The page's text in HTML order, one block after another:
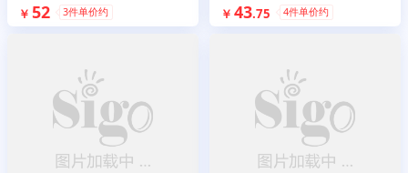
￥ 52 3件单价约 ￥ 43.75 4件单价约